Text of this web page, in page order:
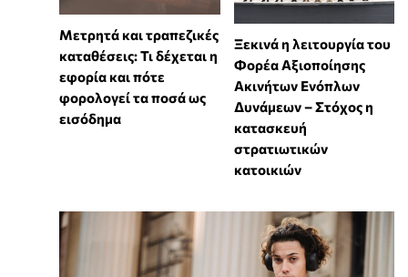
Μετρητά και τραπεζικές
καταθέσεις: Τι δέχεται η
εφορία και πότε
φορολογεί τα ποσά ως
εισόδημα
Ξεκινά η λειτουργία του
Φορέα Αξιοποίησης
Ακινήτων Ενόπλων
Δυνάμεων – Στόχος η
κατασκευή
στρατιωτικών
κατοικιών